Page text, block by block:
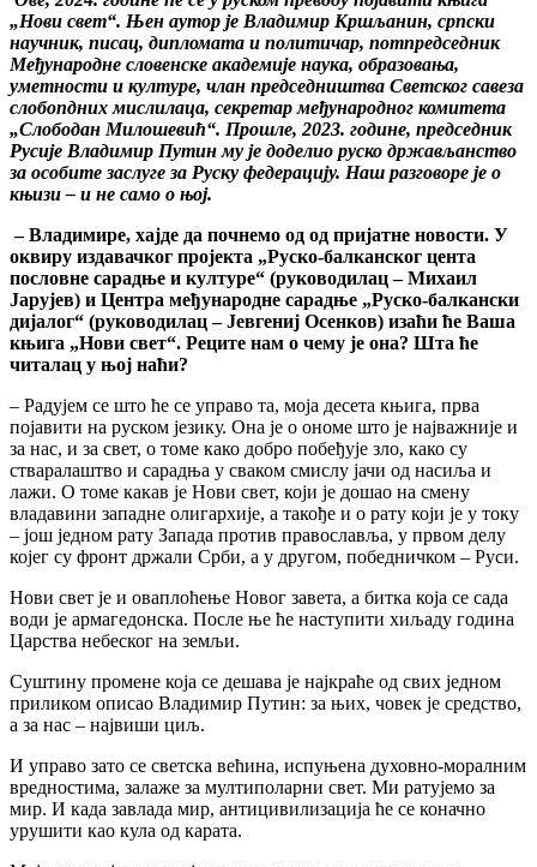
„Нови свет“. Њен аутор је Владимир Кршљанин, српски
научник, писац, дипломата и политичар, потпредседник
Међународне словенске академије наука, образовања,
уметности и културе, члан председништва Светског савеза
слобопдних мислилаца, секретар међународног комитета
„Слободан Милошевић“. Прошле, 2023. године, председник
Русије Владимир Путин му је доделио руско држављанство
за особите заслуге за Руску федерацију. Наш разговоре је о
књизи – и не само о њој.
– Владимире, хајде да почнемо од од пријатне новости. У
оквиру издавачког пројекта „Руско-балканског цента
пословне сарадње и културе“ (руководилац – Михаил
Јарујев) и Центра међународне сарадње „Руско-балкански
дијалог“ (руководилац – Јевгениј Осенков) изаћи ће Ваша
књига „Нови свет“. Реците нам о чему је она? Шта ће
читалац у њој наћи?
– Радујем се што ће се управо та, моја десета књига, прва
појавити на руском језику. Она је о ономе што је најважније и
за нас, и за свет, о томе како добро побеђује зло, како су
стваралаштво и сарадња у сваком смислу јачи од насиља и
лажи. О томе какав је Нови свет, који је дошао на смену
владавини западне олигархије, а такође и о рату који је у току
– још једном рату Запада против православља, у првом делу
којег су фронт држали Срби, а у другом, победничком – Руси.
Нови свет је и оваплоћење Новог завета, а битка која се сада
води је армагедонска. После ње ће наступити хиљаду година
Царства небеског на земљи.
Суштину промене која се дешава је најкраће од свих једном
приликом описао Владимир Путин: за њих, човек је средство,
а за нас – највиши циљ.
И управо зато се светска већина, испуњена духовно-моралним
вредностима, залаже за мултиполарни свет. Ми ратујемо за
мир. И када завлада мир, антицивилизација ће се коначно
урушити као кула од карата.